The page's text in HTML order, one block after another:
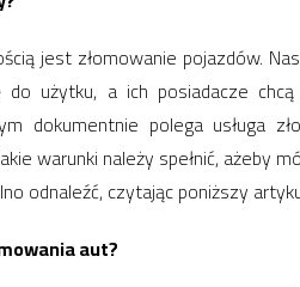
jest złomowanie pojazdów.
użytku, a ich posiadacze chcą
dokumentnie polega usługa
warunki należy spełnić, ażeby
odnaleźć, czytając poniższy
aut?